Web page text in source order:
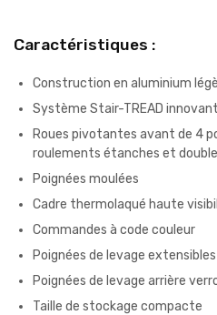
Caractéristiques :
Construction en aluminium
Système Stair-TREAD innovant
Roues pivotantes avant de 4
roulements étanches et
Poignées moulées
Cadre thermolaqué haute
Commandes à code couleur
Poignées de levage
Poignées de levage arrière
Taille de stockage compacte